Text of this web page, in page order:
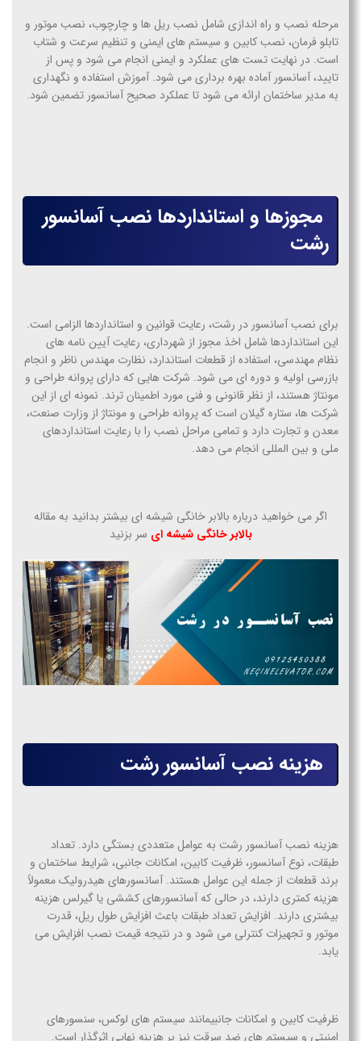
مرحله نصب و راه اندازی شامل نصب ریل ها و چارچوب، نصب موتور و
تابلو فرمان، نصب کابین و سیستم های ایمنی و تنظیم سرعت و شتاب
است. در نهایت تست های عملکرد و ایمنی انجام می شود و پس از
تایید، آسانسور آماده بهره برداری می شود. آموزش استفاده و نگهداری
به مدیر ساختمان ارائه می شود تا عملکرد صحیح آسانسور تضمین شود.
مجوزها و استانداردها نصب آسانسور
رشت
برای نصب آسانسور در رشت، رعایت قوانین و استانداردها الزامی است.
این استانداردها شامل اخذ مجوز از شهرداری، رعایت آیین نامه های
نظام مهندسی، استفاده از قطعات استاندارد، نظارت مهندس ناظر و انجام
بازرسی اولیه و دوره ای می شود. شرکت هایی که دارای پروانه طراحی و
مونتاژ هستند، از نظر قانونی و فنی مورد اطمینان ترند. نمونه ای از این
شرکت ها، ستاره گیلان است که پروانه طراحی و مونتاژ از وزارت صنعت،
معدن و تجارت دارد و تمامی مراحل نصب را با رعایت استانداردهای
ملی و بین المللی انجام می دهد.
اگر می خواهید درباره بالابر خانگی شیشه ای بیشتر بدانید به مقاله
بالابر خانگی شیشه ای سر بزنید
هزینه نصب آسانسور رشت
هزینه نصب آسانسور رشت به عوامل متعددی بستگی دارد. تعداد
طبقات، نوع آسانسور، ظرفیت کابین، امکانات جانبی، شرایط ساختمان و
برند قطعات از جمله این عوامل هستند. آسانسورهای هیدرولیک معمولاً
هزینه کمتری دارند، در حالی که آسانسورهای کششی یا گیرلس هزینه
بیشتری دارند. افزایش تعداد طبقات باعث افزایش طول ریل، قدرت
موتور و تجهیزات کنترلی می شود و در نتیجه قیمت نصب افزایش می
یابد.
ظرفیت کابین و امکانات جانبیمانند سیستم های لوکس، سنسورهای
امنیتی و سیستم های ضد سرقت نیز بر هزینه نهایی اثرگذار است.